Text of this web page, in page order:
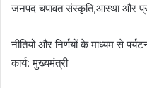
जनपद चंपावत संस्कृति,आस्था और
नीतियों और निर्णयों के माध्यम से
कार्य: मुख्यमंत्री